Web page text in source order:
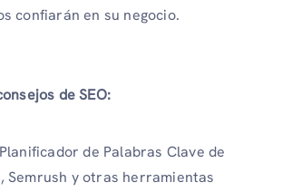
confiarán en su negocio.
de SEO:
de Palabras Clave de
Semrush y otras herramientas